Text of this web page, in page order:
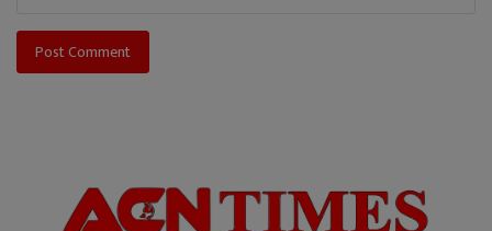
Post Comment